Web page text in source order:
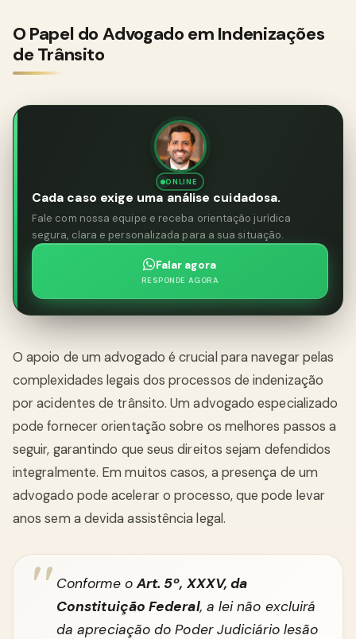
O Papel do Advogado em Indenizações
de Trânsito
ONLINE
Cada caso exige uma análise cuidadosa.
Fale com nossa equipe e receba orientação jurídica
segura, clara e personalizada para a sua situação.
Falar agora
RESPONDE AGORA
O apoio de um advogado é crucial para navegar pelas
complexidades legais dos processos de indenização
por acidentes de trânsito. Um advogado especializado
pode fornecer orientação sobre os melhores passos a
seguir, garantindo que seus direitos sejam defendidos
integralmente. Em muitos casos, a presença de um
advogado pode acelerar o processo, que pode levar
anos sem a devida assistência legal.
Conforme oArt. 5º, XXXV, da
Constituição Federal, a lei não excluirá
da apreciação do Poder Judiciário lesão